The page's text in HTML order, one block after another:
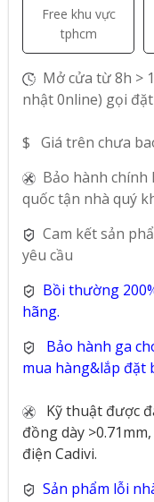
Free khu vực
tphcm
Mở cửa từ 8h >
nhật 0nline) gọi
$ Giá trên chưa
Bảo hành
quốc tận nhà quý
Cam kết sản
yêu cầu
Bồi thường
hãng.
Bảo hành ga
mua hàng&lắp đặt
Kỹ thuật được
đồng dày
điện Cadivi.
Sản phẩm lỗi